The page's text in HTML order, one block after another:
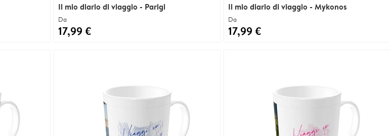
Il mio diario di viaggio - Parigi
Da
17,99 €
Il mio diario di viaggio - Mykonos
Da
17,99 €